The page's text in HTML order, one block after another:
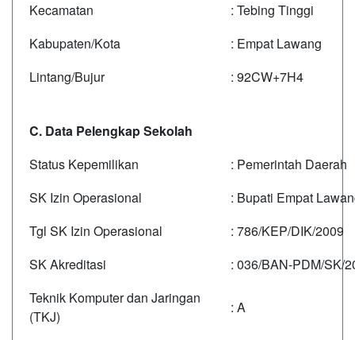
Kecamatan
: Tebing Tinggi
Kabupaten/Kota
: Empat Lawang
Lintang/Bujur
: 92CW+7H4
C. Data Pelengkap Sekolah
Status Kepemilikan
: Pemerintah Daerah
SK Izin Operasional
: Bupati Empat
Tgl SK Izin Operasional
: 786/KEP/DIK/2009
SK Akreditasi
: 036/BAN-PDM/SK/
Teknik Komputer dan Jaringan
(TKJ)
: A